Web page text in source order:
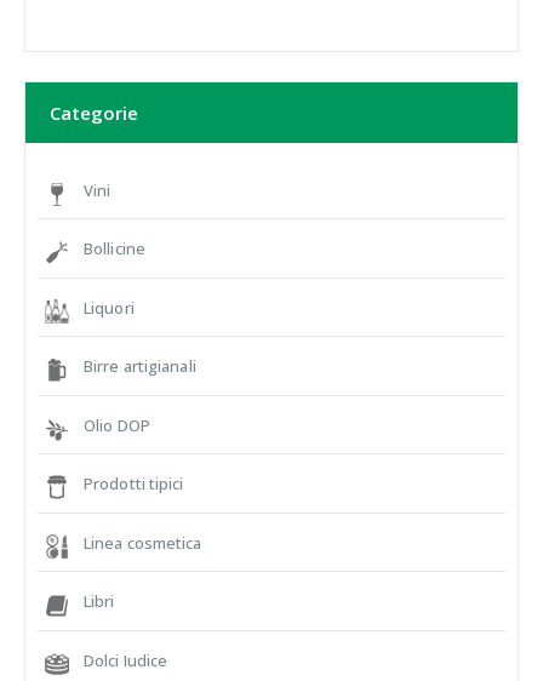
Categorie
Vini
Bollicine
Liquori
Birre artigianali
Olio DOP
Prodotti tipici
Linea cosmetica
Libri
Dolci Iudice